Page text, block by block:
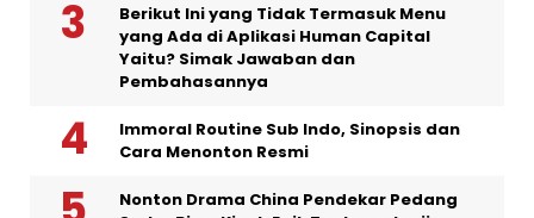
Berikut Ini yang Tidak Termasuk Menu
yang Ada di Aplikasi Human Capital
Yaitu? Simak Jawaban dan
Pembahasannya
Immoral Routine Sub Indo, Sinopsis dan
Cara Menonton Resmi
Nonton Drama China Pendekar Pedang